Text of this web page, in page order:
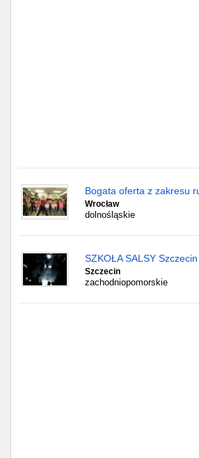
Bogata oferta z zakresu
Wrocław
dolnośląskie
SZKOŁA SALSY
Szczecin
zachodniopomorskie
Częstochowa
Olsztyn